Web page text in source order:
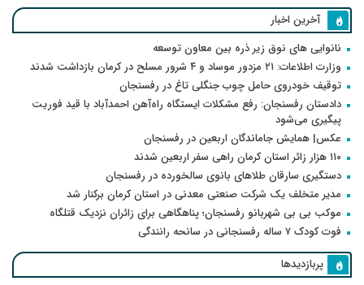
آخرین اخبار
نانوایی های نوق زیر ذره بین معاون توسعه
وزارت اطلاعات: ۲۱ مزدور موساد و ۴ شرور مسلح در کرمان بازداشت شدند
توقیف خودروی حامل چوب جنگلی تاغ در رفسنجان
دادستان رفسنجان: رفع مشکلات ایستگاه راه‌آهن احمدآباد با قید فوریت
پیگیری می‌شود
عکس| همایش جاماندگان اربعین در رفسنجان
۱۱۰ هزار زائر استان کرمان راهی سفر اربعین شدند
دستگیری سارقان طلاهای بانوی سالخورده در رفسنجان
مدیر متخلف یک شرکت صنعتی معدنی در استان کرمان برکنار شد
موکب بی بی شهربانو رفسنجان؛ پناهگاهی برای زائران نزدیک قتلگاه
فوت کودک ۷ ساله رفسنجانی در سانحه رانندگی
پربازدیدها